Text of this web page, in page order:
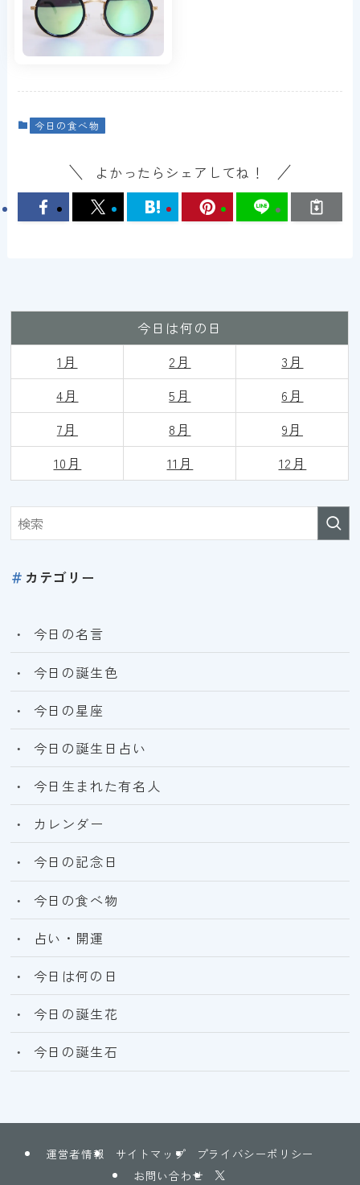
今日の食べ物
よかったらシェアしてね！
今日は何の日
1月
2月
3月
4月
5月
6月
7月
8月 9月
10月
11月 12月
＃ カテゴリー
今日の名言
今日の誕生色
今日の星座
今日の誕生日占い
今日生まれた有名人
カレンダー
今日の記念日
今日の食べ物
占い・開運
今日は何の日
今日の誕生花
今日の誕生石
運営者情報 サイトマップ
プライバシーポリシー
お問い合わせ